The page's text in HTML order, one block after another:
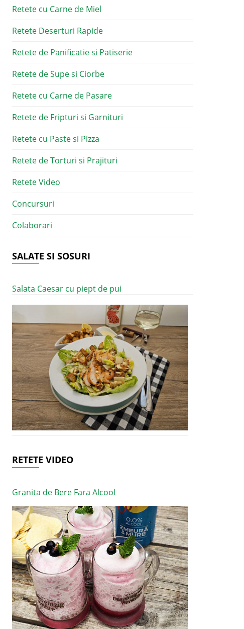
Retete cu Carne de Miel
Retete Deserturi Rapide
Retete de Panificatie si Patiserie
Retete de Supe si Ciorbe
Retete cu Carne de Pasare
Retete de Fripturi si Garnituri
Retete cu Paste si Pizza
Retete de Torturi si Prajituri
Retete Video
Concursuri
Colaborari
SALATE SI SOSURI
Salata Caesar cu piept de pui
RETETE VIDEO
Granita de Bere Fara Alcool